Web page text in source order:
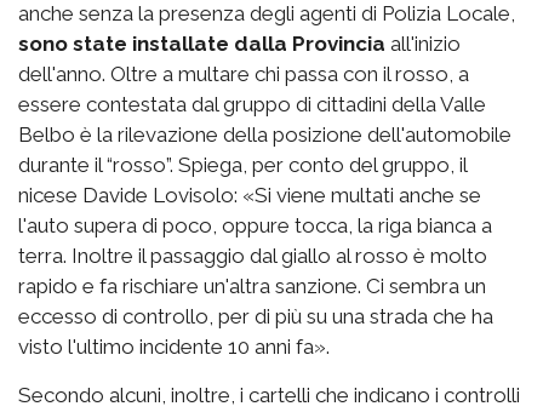
anche senza la presenza degli agenti di Polizia Locale,
sono state installate dalla Provincia all'inizio
dell'anno. Oltre a multare chi passa con il rosso, a
essere contestata dal gruppo di cittadini della Valle
Belbo è la rilevazione della posizione dell'automobile
durante il “rosso”. Spiega, per conto del gruppo, il
nicese Davide Lovisolo: «Si viene multati anche se
l'auto supera di poco, oppure tocca, la riga bianca a
terra. Inoltre il passaggio dal giallo al rosso è molto
rapido e fa rischiare un'altra sanzione. Ci sembra un
eccesso di controllo, per di più su una strada che ha
visto l'ultimo incidente 10 anni fa».
Secondo alcuni, inoltre, i cartelli che indicano i controlli